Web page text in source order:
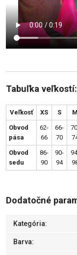
Tabuľka veľkostí:
Veľkosť XS S M
Obvod
pása
62-
66
66-
70
Obvod
sedu
86-
90
90-
94
Dodatočné
Kategória:
Barva: